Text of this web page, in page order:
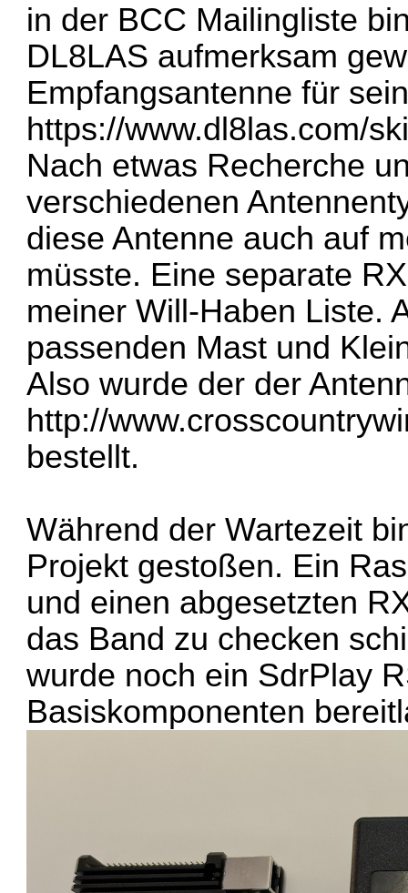
in der BCC Mailingliste
DL8LAS aufmerksam
Empfangsantenne für
https://www.dl8las.com/
Nach etwas Recherche
verschiedenen
diese Antenne auch auf
müsste. Eine separate
meiner Will-Haben Liste.
passenden Mast und
Also wurde der der
http://
bestellt.
Während der Wartezeit
Projekt gestoßen. Ein
und einen abgesetzten
das Band zu checken
wurde noch ein SdrPlay
Basiskomponenten